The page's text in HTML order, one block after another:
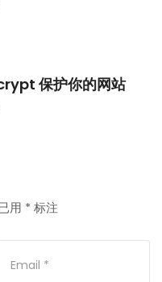
保护你的网站
用 * 标注